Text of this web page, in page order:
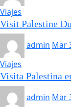
Viajes
Visit Palestine
admin Mar
Viajes
Visita Palestina
admin Mar